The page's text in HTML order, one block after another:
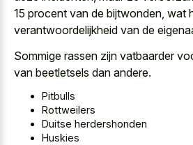
15 procent van de bijtwonden, wat
verantwoordelijkheid van de
Sommige rassen zijn vatbaarder
van beetletsels dan andere.
Pitbulls
Rottweilers
Duitse herdershonden
Huskies